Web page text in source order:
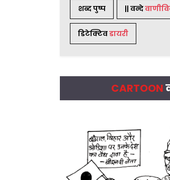
शब्द पुष्प || वन्दे
डिटेक्टिवडायरी
CARTOON